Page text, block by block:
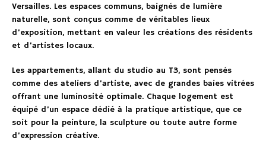
Versailles. Les espaces communs, baignés de lumière
naturelle, sont conçus comme de véritables lieux
d’exposition, mettant en valeur les créations des résidents
et d’artistes locaux.
Les appartements, allant du studio au T3, sont pensés
comme des ateliers d’artiste, avec de grandes baies vitrées
offrant une luminosité optimale. Chaque logement est
équipé d’un espace dédié à la pratique artistique, que ce
soit pour la peinture, la sculpture ou toute autre forme
d’expression créative.